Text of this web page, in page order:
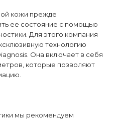
кожи прежде
ее состояние с помощью
Для этого компания
технологию
Она включает в себя
которые позволяют
мы рекомендуем